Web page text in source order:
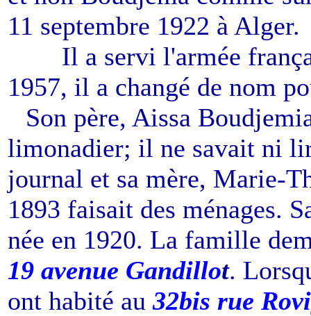
11 septembre 1922 à Alger.
Il a servi l'armée
1957, il a changé de nom
Son père, Aissa
limonadier; il ne savait ni
journal et sa mère, Marie-
1893 faisait des ménages.
née en 1920. La famille
19 avenue Gandillot.
ont habité au32bis rue